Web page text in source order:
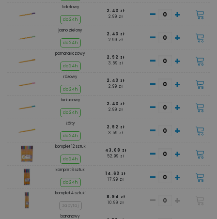
fioletowy
do 24h
2.43 zł
2.99 zł
- +
jasno zielony
do 24h
2.43 zł
2.99 zł
- +
pomarańczowy
do 24h
2.92 zł
3.59 zł
- +
różowy
do 24h
2.43 zł
2.99 zł
- +
turkusowy
do 24h
2.43 zł
2.99 zł
- +
żółty
do 24h
2.92 zł
3.59 zł
- +
komplet 12 sztuk
do 24h
43.08 zł
52.99 zł
- +
komplet 6 sztuk
do 24h
14.63 zł
17.99 zł
- +
komplet 4 sztuki
zapytaj
8.94 zł
10.99 zł
- +
bananowy